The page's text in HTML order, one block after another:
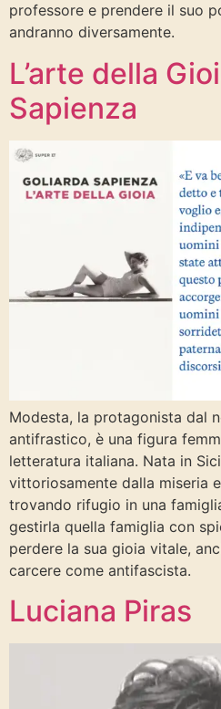
professore e prendere il suo
andranno diversamente.
L’arte della
Sapienza
Modesta, la protagonista dal
antifrastico, è una figura
letteratura italiana. Nata in
vittoriosamente dalla miseria
trovando rifugio in una
gestirla quella famiglia con
perdere la sua gioia vitale,
carcere come antifascista.
Luciana Piras